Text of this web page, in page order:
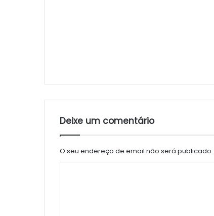
Deixe um comentário
O seu endereço de email não será publicado.